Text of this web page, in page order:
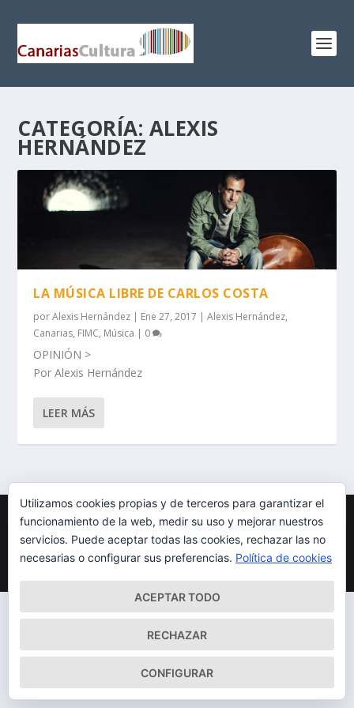
CATEGORÍA: ALEXIS
HERNÁNDEZ
LA MÚSICA LIBRE DE CARLOS COSTA
porAlexis Hernández | Ene 27, 2017 |Alexis Hernández,
Canarias, FIMC, Música | 0
OPINIÓN >
Por Alexis Hernández
LEER MÁS
Diseñado porElegant Themes | Desarrollado por WordPress
Mapa del Sitio Aviso Legal
Política de cookies
Qué somos
Quiénes somos Contacto
Utilizamos cookies propias y de terceros para garantizar el
funcionamiento de la web, medir su uso y mejorar nuestros
servicios. Puede aceptar todas las cookies, rechazar las no
necesarias o configurar sus preferencias. Política de cookies
ACEPTAR TODO
RECHAZAR
CONFIGURAR